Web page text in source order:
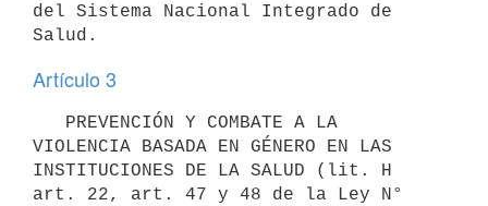
del Sistema Nacional Integrado de
Artículo 3
VIOLENCIA BASADA EN GÉNERO EN LAS
INSTITUCIONES DE LA SALUD (lit. H
art. 22, art. 47 y 48 de la Ley N°